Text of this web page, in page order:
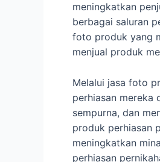
meningkatkan
berbagai saluran
foto produk yang
menjual produk
Melalui jasa foto
perhiasan mereka
sempurna, dan
produk perhiasan
meningkatkan
perhiasan